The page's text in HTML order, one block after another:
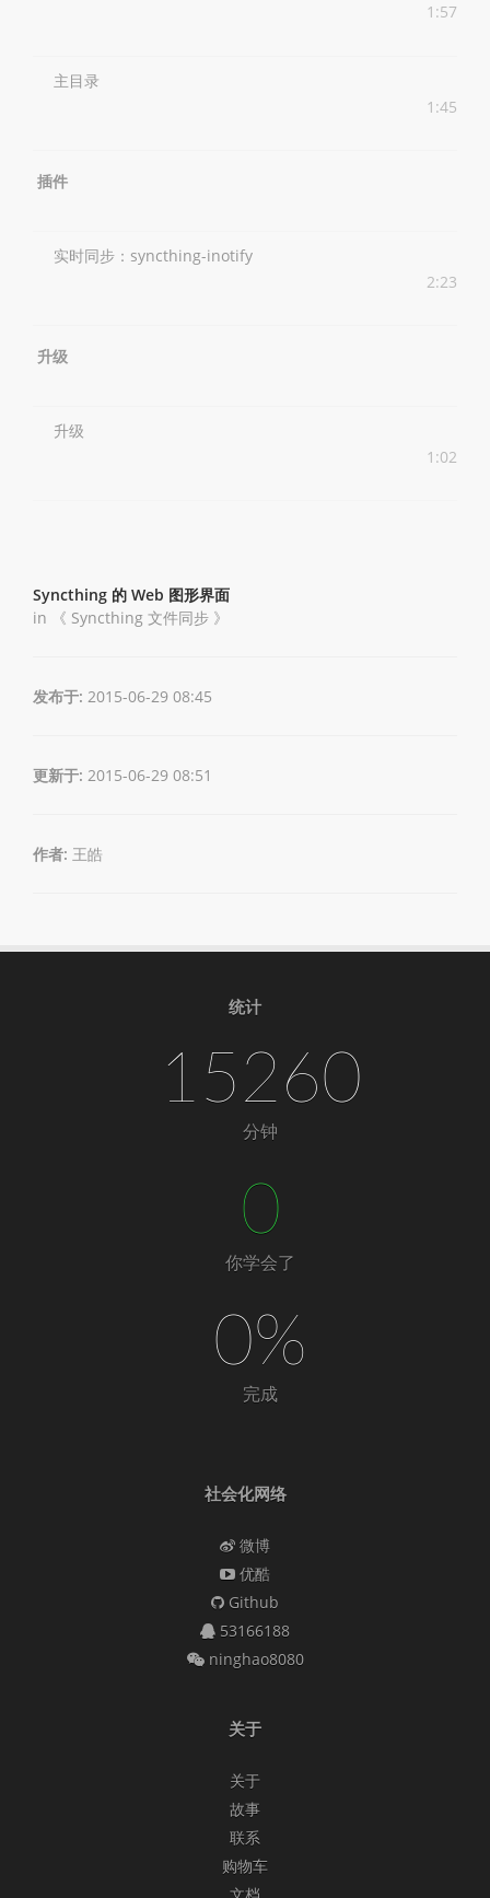
1:57
主目录
1:45
插件
实时同步：syncthing-inotify
2:23
升级
升级
1:02
Syncthing 的 Web 图形界面
in 《 Syncthing 文件同步 》
发布于: 2015-06-29 08:45
更新于: 2015-06-29 08:51
作者: 王皓
统计
15260
分钟
0
你学会了
0%
完成
社会化网络
微博
优酷
Github
53166188
ninghao8080
关于
关于
故事
联系
购物车